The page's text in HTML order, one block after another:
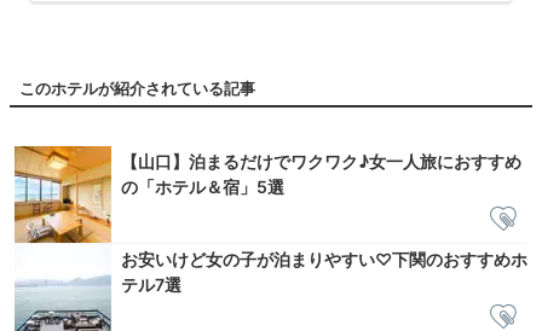
このホテルが紹介されている記事
【山口】泊まるだけでワクワク♪女一人旅におすすめ
の「ホテル＆宿」5選
お安いけど女の子が泊まりやすい♡下関のおすすめホ
テル7選